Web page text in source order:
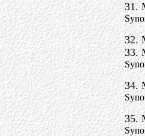
31.
32.
33.
34.
35.